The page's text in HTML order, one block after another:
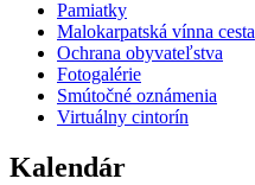
Pamiatky
Malokarpatská vínna cesta
Ochrana obyvateľstva
Fotogalérie
Smútočné oznámenia
Virtuálny cintorín
Kalendár